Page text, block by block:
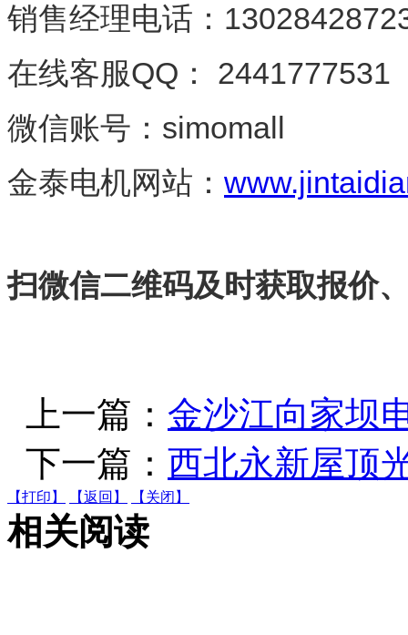
销售经理电话：
在线客服QQ ： 2441777531
微信账号： simomall
金泰电机网站：
扫微信二维码及时获取报价
上一篇： 金沙江向家坝
下一篇： 西北永新屋顶
【打印】 【返回】 【关闭】
相关阅读